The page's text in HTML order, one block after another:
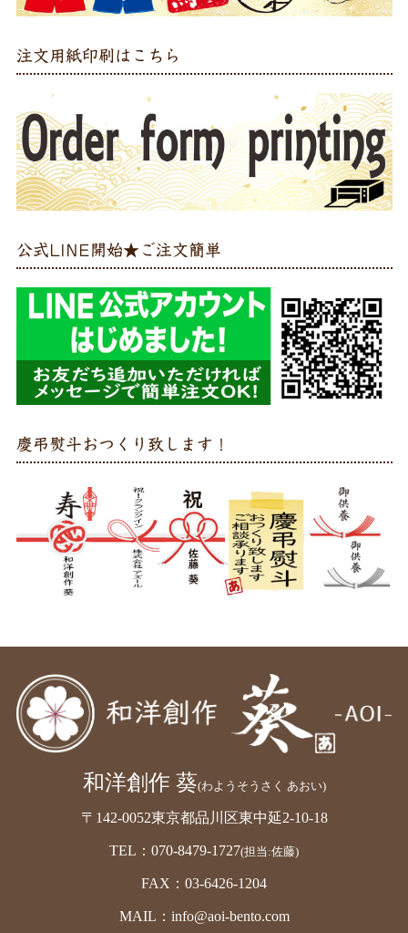
注文用紙印刷はこちら
公式LINE開始★ご注文簡単
慶弔熨斗おつくり致します！
和洋創作 葵(わようそうさく あおい)
〒142-0052東京都品川区東中延2-10-18
TEL：070-8479-1727(担当:佐藤)
FAX：03-6426-1204
MAIL：info@aoi-bento.com